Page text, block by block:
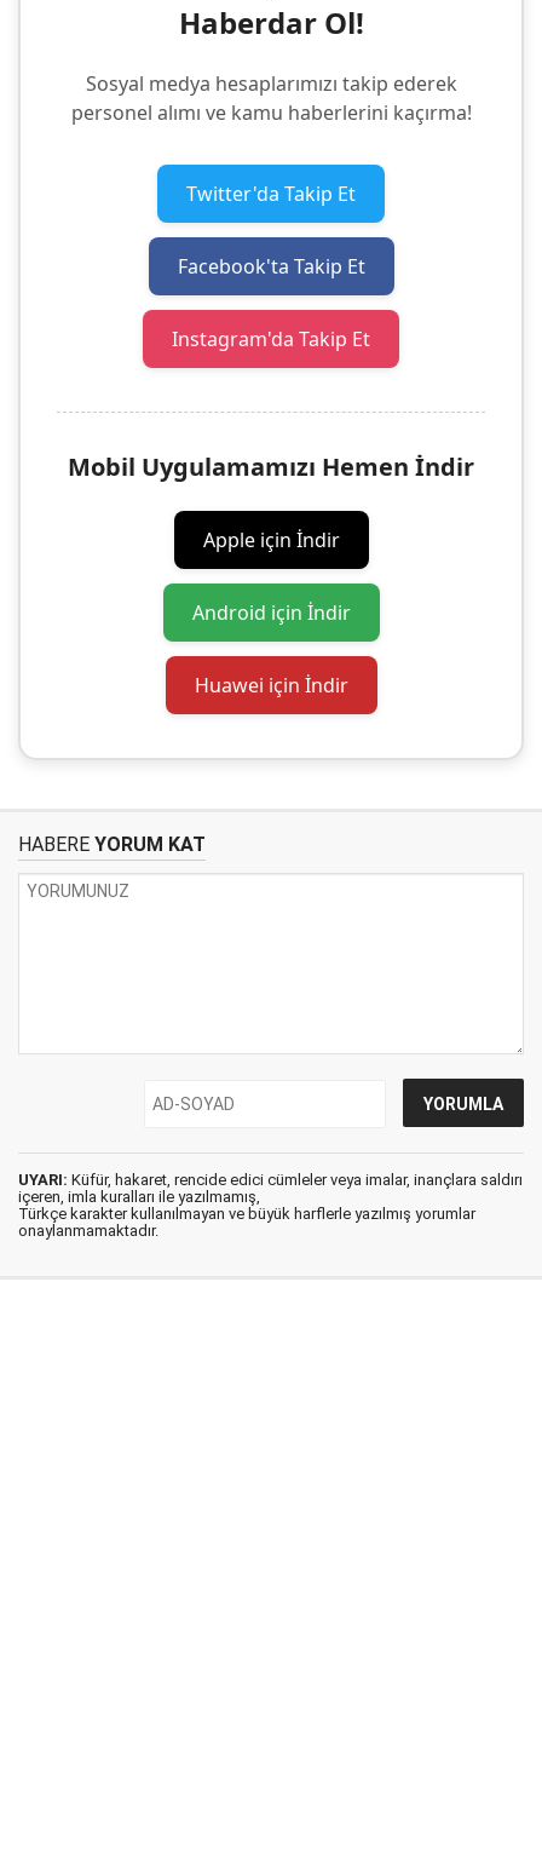
Haberdar Ol!
Sosyal medya hesaplarımızı takip ederek
personel alımı ve kamu haberlerini kaçırma!
Twitter'da Takip Et
Facebook'ta Takip Et
Instagram'da Takip Et
Mobil Uygulamamızı Hemen İndir
Apple için İndir
Android için İndir
Huawei için İndir
HABERE YORUM KAT
UYARI: Küfür, hakaret, rencide edici cümleler veya imalar, inançlara saldırı
içeren, imla kuralları ile yazılmamış,
Türkçe karakter kullanılmayan ve büyük harflerle yazılmış yorumlar
onaylanmamaktadır.